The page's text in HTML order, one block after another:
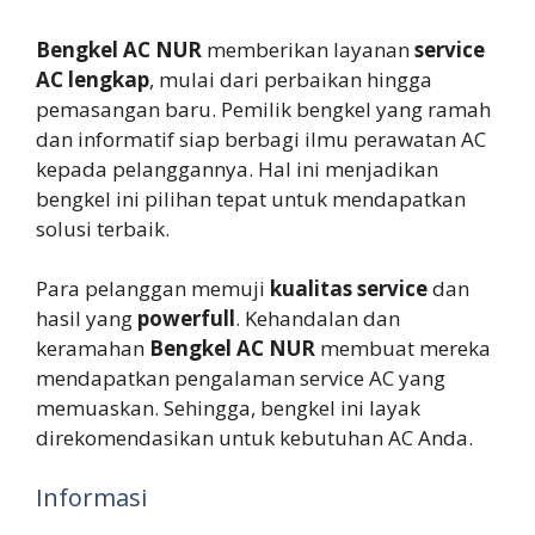
Bengkel AC NUR memberikan layananservice
AC lengkap, mulai dari perbaikan hingga
pemasangan baru. Pemilik bengkel yang ramah
dan informatif siap berbagi ilmu perawatan AC
kepada pelanggannya. Hal ini menjadikan
bengkel ini pilihan tepat untuk mendapatkan
solusi terbaik.
Para pelanggan memuji kualitas servicedan
hasil yang powerfull. Kehandalan dan
keramahan Bengkel AC NUR membuat mereka
mendapatkan pengalaman service AC yang
memuaskan. Sehingga, bengkel ini layak
direkomendasikan untuk kebutuhan AC Anda.
Informasi